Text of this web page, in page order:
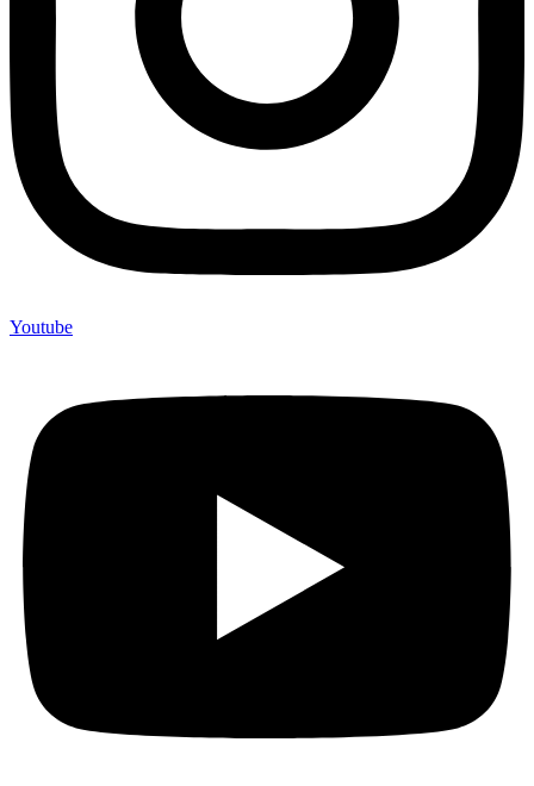
Youtube